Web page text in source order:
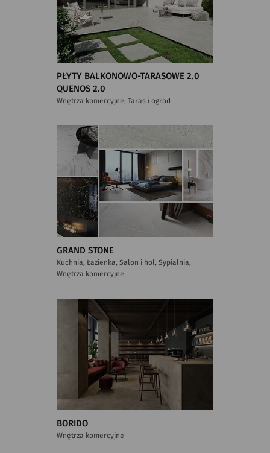
PŁYTY BALKONOWO-TARASOWE 2.0
QUENOS 2.0
Wnętrza komercyjne, Taras i ogród
GRAND STONE
Kuchnia, Łazienka, Salon i hol, Sypialnia,
Wnętrza komercyjne
BORIDO
Wnętrza komercyjne